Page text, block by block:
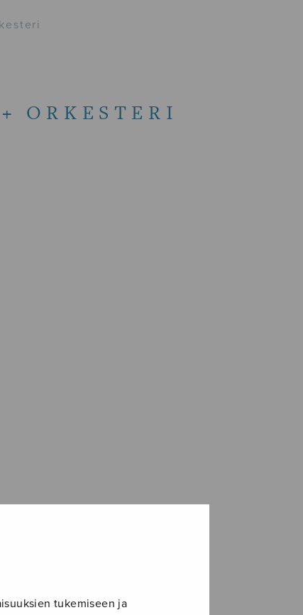
tukemiseen ja
ORKESTERI